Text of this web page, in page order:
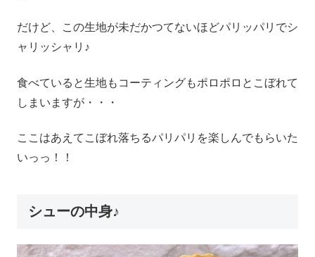
だけど、この生地が未だかつてないほどパリッパリでシ
ャリッシャリ♪
食べていると生地もコーティングもポロポロとこぼれて
しまいますが・・・
ここはあえてこぼれ落ちるパリパリを楽しんでもらいた
いっっ！！
シューの中身♪